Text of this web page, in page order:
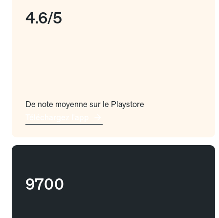
4.6/5
De note moyenne sur le Playstore
9700